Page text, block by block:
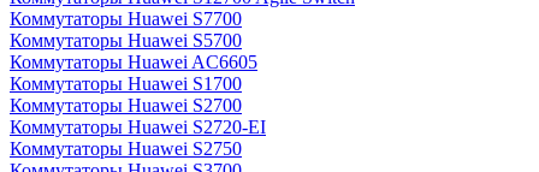
Коммутаторы Huawei S7700
Коммутаторы Huawei S5700
Коммутаторы Huawei AC6605
Коммутаторы Huawei S1700
Коммутаторы Huawei S2700
Коммутаторы Huawei S2720-EI
Коммутаторы Huawei S2750